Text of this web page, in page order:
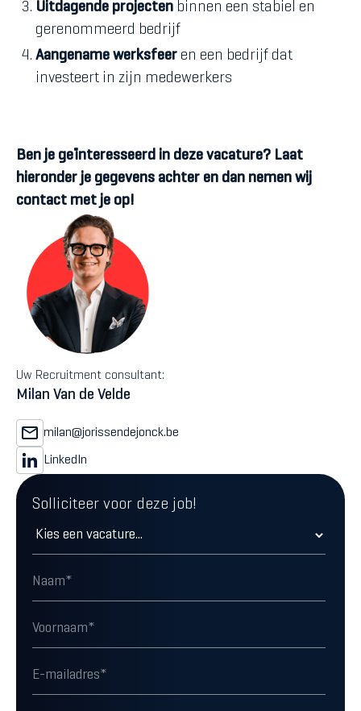
Uitdagende projecten binnen een stabiel en
gerenommeerd bedrijf
Aangename werksfeer en een bedrijf dat
investeert in zijn medewerkers
Ben je geïnteresseerd in deze vacature? Laat
hieronder je gegevens achter en dan nemen wij
contact met je op!
Uw Recruitment consultant:
Milan Van de Velde
milan@jorissendejonck.be
LinkedIn
Solliciteer voor deze job!